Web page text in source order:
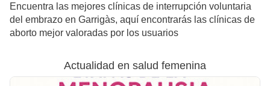
Encuentra las mejores clínicas de interrupción voluntaria
del embrazo en Garrigàs, aquí encontrarás las clínicas de
aborto mejor valoradas por los usuarios
Actualidad en salud femenina